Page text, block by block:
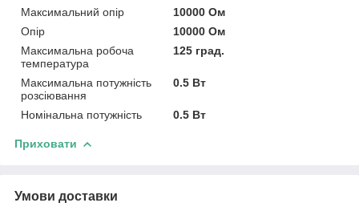
Максимальний опір
10000 Ом
Опір
10000 Ом
Максимальна робоча
температура
125 град.
Максимальна потужність
розсіювання
0.5 Вт
Номінальна потужність 0.5 Вт
Приховати
Умови доставки